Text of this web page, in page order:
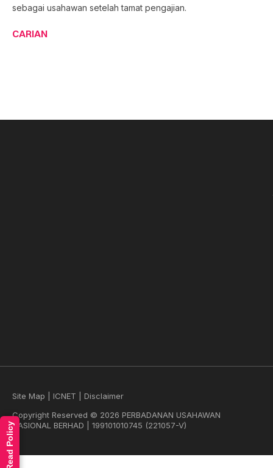
sebagai usahawan setelah tamat pengajian.
CARIAN
Site Map ICNET
Disclaimer
Copyright Reserved © 2026 PERBADANAN USAHAWAN
NASIONAL BERHAD | 199101010745 (221057-V)
Read Policy